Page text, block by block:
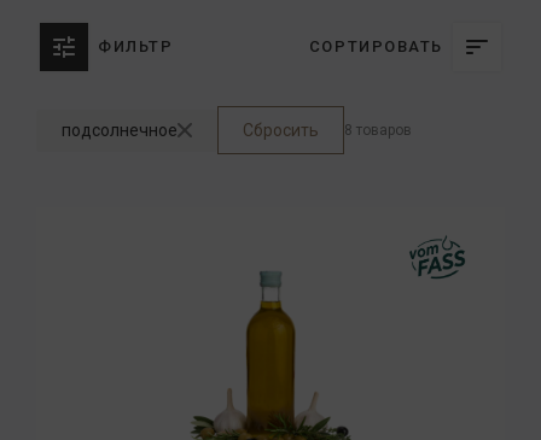
ФИЛЬТР СОРТИРОВАТЬ
подсолнечное Сбросить 8 товаров